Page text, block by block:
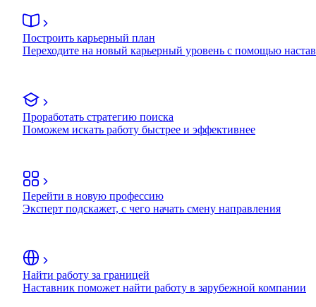
Построить карьерный план
Переходите на новый карьерный уровень с помощью
Проработать стратегию поиска
Поможем искать работу быстрее и эффективнее
Перейти в новую профессию
Эксперт подскажет, с чего начать смену направления
Найти работу за границей
Наставник поможет найти работу в зарубежной компании